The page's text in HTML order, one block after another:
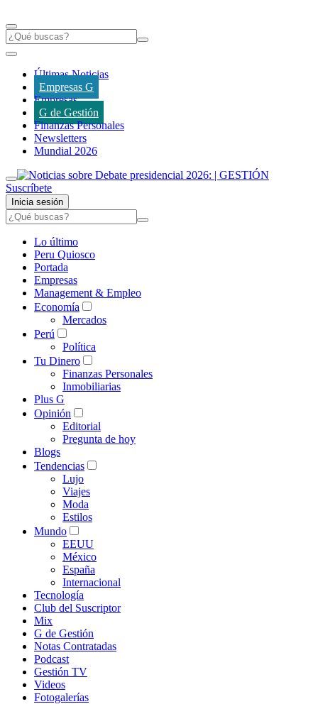
Últimas Noticias
Empresas G
Empresas
G de Gestión
Finanzas Personales
Newsletters
Mundial 2026
Suscríbete
Inicia sesión
Lo último
Peru Quiosco
Portada
Empresas
Management & Empleo
Economía
Mercados
Perú
Política
Tu Dinero
Finanzas Personales
Inmobiliarias
Plus G
Opinión
Editorial
Pregunta de hoy
Blogs
Tendencias
Lujo
Viajes
Moda
Estilos
Mundo
EEUU
México
España
Internacional
Tecnología
Club del Suscriptor
Mix
G de Gestión
Notas Contratadas
Podcast
Gestión TV
Videos
Fotogalerías